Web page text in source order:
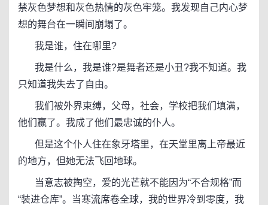
禁灰色梦想和灰色热情的灰色牢笼。我发现自己内心梦
想的舞台在一瞬间崩塌了。
我是谁，住在哪里?
我是什么，我是谁?是舞者还是小丑?我不知道。我
只知道我失去了自由。
我们被外界束缚，父母，社会，学校把我们填满，
他们赢了。我成了他们最忠诚的仆人。
但是这个仆人住在象牙塔里，在天堂里离上帝最近
的地方，但她无法飞回地球。
当意志被掏空，爱的光芒就不能因为“不合规格”而
“装进仓库”。当寒流席卷全球，我的世界冷到零度，我